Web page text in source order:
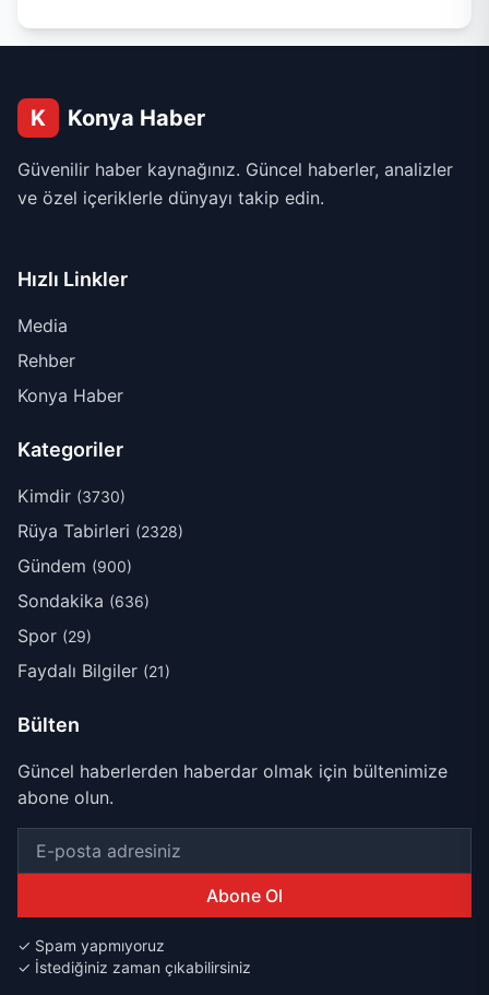
K Konya Haber
Güvenilir haber kaynağınız. Güncel haberler, analizler
ve özel içeriklerle dünyayı takip edin.
Hızlı Linkler
Media
Rehber
Konya Haber
Kategoriler
Kimdir (3730)
Rüya Tabirleri (2328)
Gündem (900)
Sondakika (636)
Spor (29)
Faydalı Bilgiler (21)
Bülten
Güncel haberlerden haberdar olmak için bültenimize
abone olun.
Abone Ol
✓ Spam yapmıyoruz
✓ İstediğiniz zaman çıkabilirsiniz